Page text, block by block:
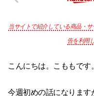
当サイトで紹介している商品・
告を利用
こんにちは。こももです。
今週初めの話になりま